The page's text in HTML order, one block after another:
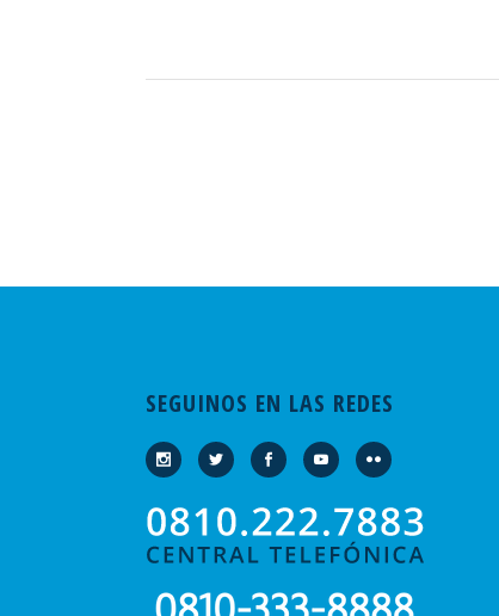
SEGUINOS EN LAS REDES